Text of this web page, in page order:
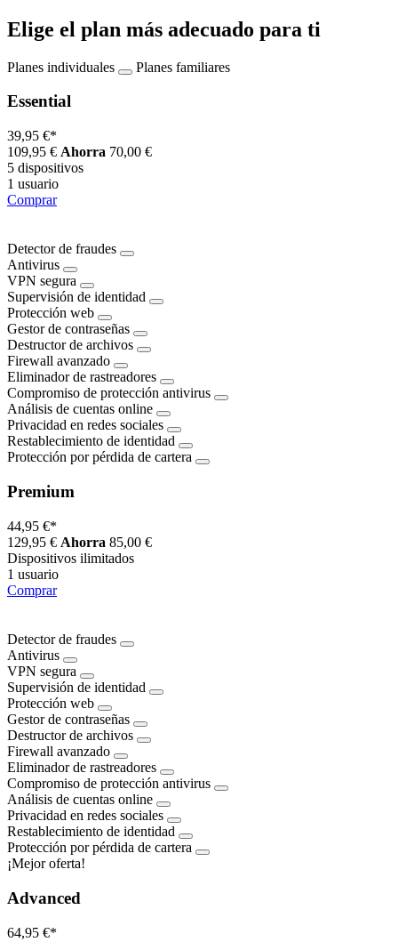
Elige el plan más adecuado para ti
Planes individuales Planes familiares
Essential
39,95 €*
109,95 € Ahorra 70,00 €
5 dispositivos
1 usuario
Comprar
Detector de fraudes
Antivirus
VPN segura
Supervisión de identidad
Protección web
Gestor de contraseñas
Destructor de archivos
Firewall avanzado
Eliminador de rastreadores
Compromiso de protección antivirus
Análisis de cuentas online
Privacidad en redes sociales
Restablecimiento de identidad
Protección por pérdida de cartera
Premium
44,95 €*
129,95 € Ahorra 85,00 €
Dispositivos ilimitados
1 usuario
Comprar
Detector de fraudes
Antivirus
VPN segura
Supervisión de identidad
Protección web
Gestor de contraseñas
Destructor de archivos
Firewall avanzado
Eliminador de rastreadores
Compromiso de protección antivirus
Análisis de cuentas online
Privacidad en redes sociales
Restablecimiento de identidad
Protección por pérdida de cartera
¡Mejor oferta!
Advanced
64,95 €*